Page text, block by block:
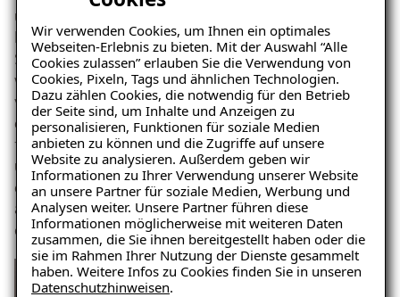
Wir verwenden Cookies, um Ihnen ein optimales
Webseiten-Erlebnis zu bieten. Mit der Auswahl “Alle
Cookies zulassen” erlauben Sie die Verwendung von
Cookies, Pixeln, Tags und ähnlichen Technologien.
Dazu zählen Cookies, die notwendig für den Betrieb
der Seite sind, um Inhalte und Anzeigen zu
personalisieren, Funktionen für soziale Medien
anbieten zu können und die Zugriffe auf unsere
Website zu analysieren. Außerdem geben wir
Informationen zu Ihrer Verwendung unserer Website
an unsere Partner für soziale Medien, Werbung und
Analysen weiter. Unsere Partner führen diese
Informationen möglicherweise mit weiteren Daten
zusammen, die Sie ihnen bereitgestellt haben oder die
sie im Rahmen Ihrer Nutzung der Dienste gesammelt
haben. Weitere Infos zu Cookies finden Sie in unseren
Datenschutzhinweisen.
überschüssige Feuchtigkeit auf und geben sie
kontrolliert ab, wodurch das Risiko einer erneuten
Schimmelbildung minimiert wird. Zum Abschluss
wurden die Klimaplatten mit einer kalkglätte
verspachtelt und einem oberflächenfertigen Feinputz
diffusionsoffen veredelt, der die
feuchtigkeitsregulierenden Eigenschaften bewahrt
und für eine ansprechende Optik sorgt. Die Sanierung
dauerte nur drei Tage und wurde termingerecht
abgeschlossen, was dem Rentnerpaar sehr
entgegenkam.